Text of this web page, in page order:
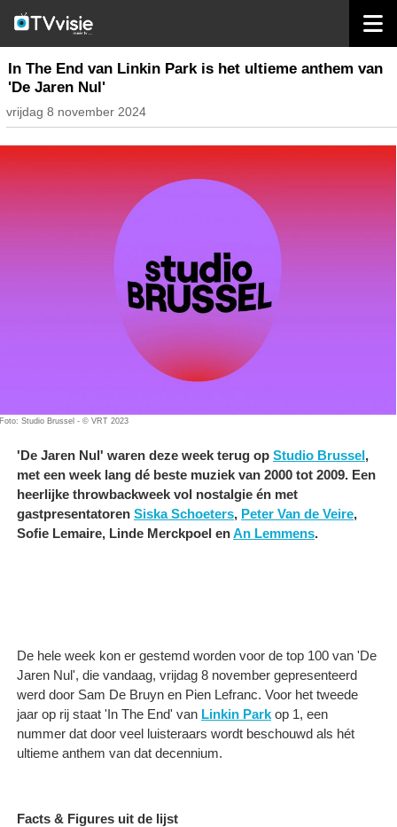
radio belgië
In The End van Linkin Park is het ultieme anthem van
'De Jaren Nul'
vrijdag 8 november 2024
Foto: Studio Brussel - © VRT 2023
'De Jaren Nul' waren deze week terug op Studio Brussel,
met een week lang dé beste muziek van 2000 tot 2009. Een
heerlijke throwbackweek vol nostalgie én met
gastpresentatoren Siska Schoeters, Peter Van de Veire,
Sofie Lemaire, Linde Merckpoel enAn Lemmens.
De hele week kon er gestemd worden voor de top 100 van 'De
Jaren Nul', die vandaag, vrijdag 8 november gepresenteerd
werd door Sam De Bruyn en Pien Lefranc. Voor het tweede
jaar op rij staat 'In The End' van Linkin Park op 1, een
nummer dat door veel luisteraars wordt beschouwd als hét
ultieme anthem van dat decennium.
Facts & Figures uit de lijst